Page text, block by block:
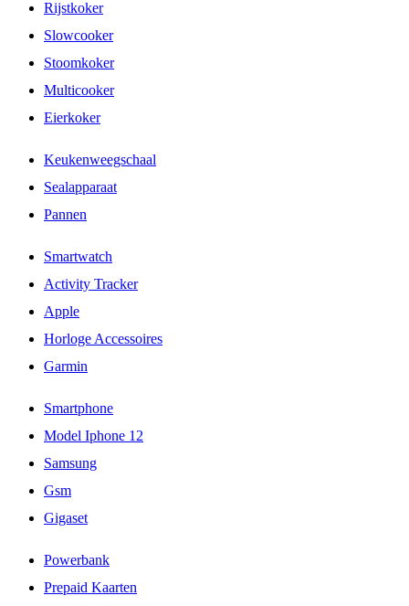
Rijstkoker
Slowcooker
Stoomkoker
Multicooker
Eierkoker
Keukenweegschaal
Sealapparaat
Pannen
Smartwatch
Activity Tracker
Apple
Horloge Accessoires
Garmin
Smartphone
Model Iphone 12
Samsung
Gsm
Gigaset
Powerbank
Prepaid Kaarten